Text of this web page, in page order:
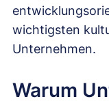
wichtigsten
Unternehmen.
Warum